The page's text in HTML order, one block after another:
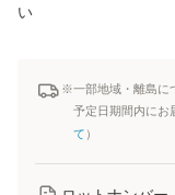
い
※一部地域・離島に
予定日期間内にお
て ）